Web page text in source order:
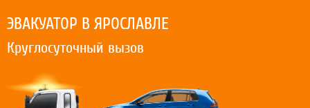
ЭВАКУАТОР В ЯРОСЛАВЛЕ
Круглосуточный вызов